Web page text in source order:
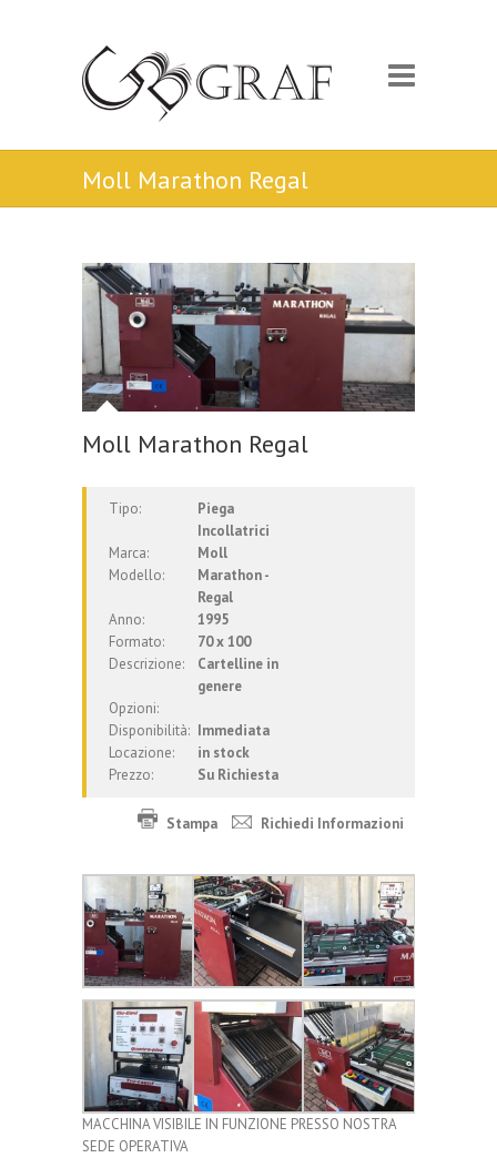
Moll Marathon Regal
Moll Marathon Regal
Tipo:
Piega
Incollatrici
Marca:
Moll
Modello:
Marathon -
Regal
Anno:
1995
Formato:
70 x 100
Descrizione:
Cartelline in
genere
Opzioni:
Disponibilità: Immediata
Locazione:
in stock
Prezzo:
Su Richiesta
Stampa Richiedi Informazioni
MACCHINA VISIBILE IN FUNZIONE PRESSO NOSTRA
SEDE OPERATIVA